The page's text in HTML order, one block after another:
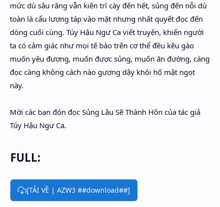
mức dù sâu răng vẫn kiên trì cày đến hết, sủng đến nỗi dù
toàn là cẩu lương táp vào mặt nhưng nhất quyết đọc đến
dòng cuối cùng. Túy Hậu Ngư Ca viết truyện, khiến người
ta có cảm giác như mọi tế bào trên cơ thể đều kêu gào
muốn yêu đương, muốn được sủng, muốn ăn đường, càng
đọc càng không cách nào gượng dậy khỏi hố mật ngọt
này.
Mời các bạn đón đọc Sủng Lâu Sẽ Thành Hôn của tác giả
Túy Hậu Ngư Ca.
FULL:
[TẢI VỀ | AZW3 ##download##]